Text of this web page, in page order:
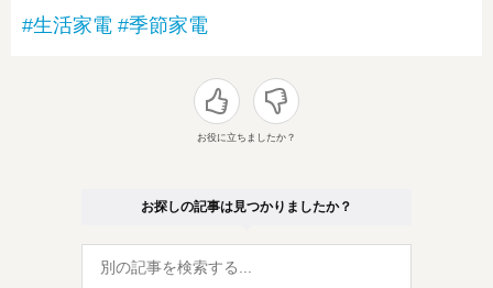
#生活家電 #季節家電
お役に立ちましたか？
お探しの記事は見つかりましたか？